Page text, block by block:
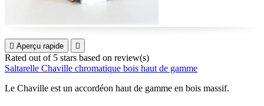
 Aperçu rapide 
Rated out of 5 stars based on review(s)
Saltarelle Chaville chromatique bois haut de gamme
Le Chaville est un accordéon haut de gamme en bois massif.